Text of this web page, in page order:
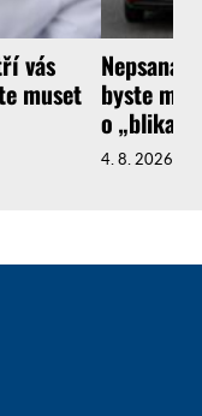
vás
muset
Nepsaná
byste
o
4. 8. 2026